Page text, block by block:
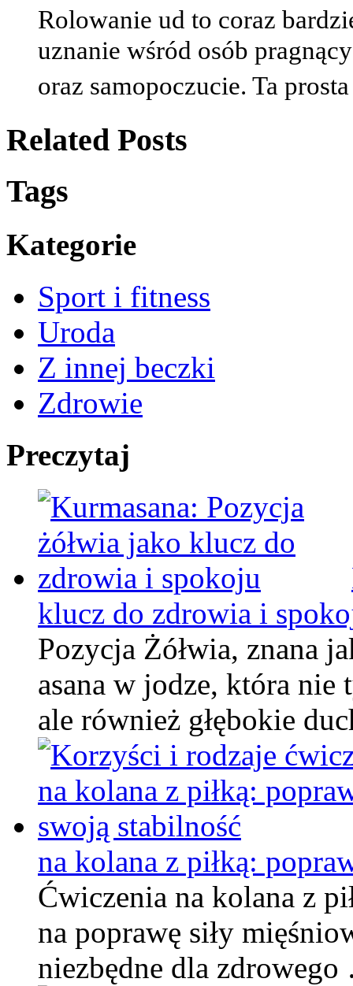
Rolowanie ud to coraz
uznanie wśród osób
oraz samopoczucie. Ta
Related Posts
Tags
Kategorie
Sport i fitness
Uroda
Z innej beczki
Zdrowie
Preczytaj
klucz do zdrowia i
Pozycja Żółwia, znana
asana w jodze, która
ale również głębokie
na kolana z piłką:
Ćwiczenia na kolana z
na poprawę siły
niezbędne dla